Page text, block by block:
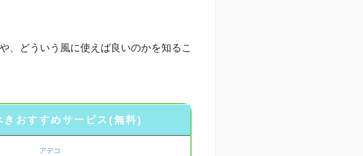
、どういう風に使えば良いのかを知るこ
きおすすめサービス(無料)
アデコ